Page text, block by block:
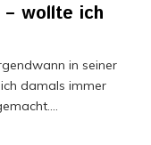
– wollte ich
in seiner
damals immer